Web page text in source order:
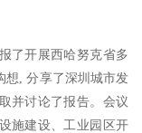
了开展西哈努克省多
想, 分享了深圳城市发
并讨论了报告。会议
施建设、工业园区开